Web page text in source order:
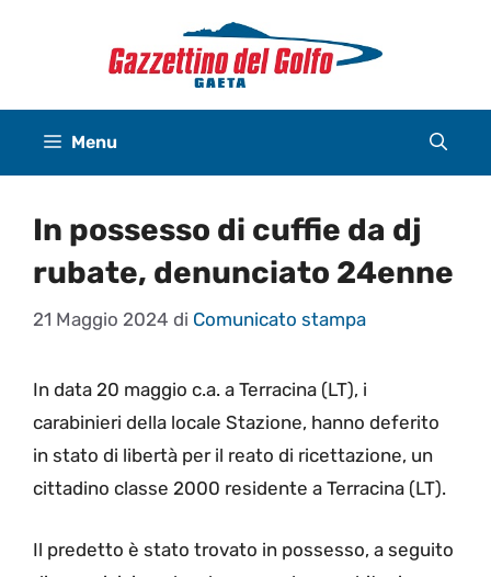
Menu
In possesso di cuffie da dj
rubate, denunciato 24enne
21 Maggio 2024 di Comunicato stampa
In data 20 maggio c.a. a Terracina (LT), i
carabinieri della locale Stazione, hanno deferito
in stato di libertà per il reato di ricettazione, un
cittadino classe 2000 residente a Terracina (LT).
Il predetto è stato trovato in possesso, a seguito